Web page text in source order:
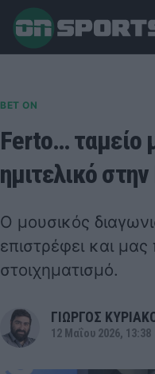
BET ON
Ferto… ταμείο
ημιτελικό
Ο μουσικός
επιστρέφει και μας
στοιχηματισμό.
ΓΙΩΡΓΟΣ
12 Μαΐου 2026, 13:38